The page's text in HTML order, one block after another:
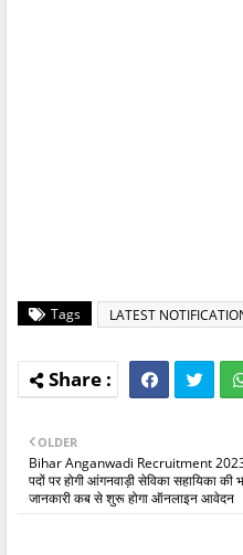
Tags LATEST
OLDER
Bihar Anganwadi Recruitment
पदों पर होगी आंगनवाड़ी सेविका सहायिका की
जानकारी कब से शुरू होगा ऑनलाइन आवेदन